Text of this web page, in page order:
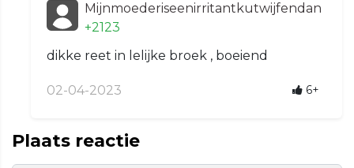
Mijnmoederiseenirritantkutwijfendan
+2123
dikke reet in lelijke broek , boeiend
02-04-2023 6+
Plaats reactie